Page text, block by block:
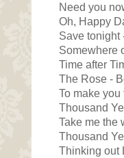
Need you
Oh, Happy
Save tonight
Somewhere
Time after
The Rose -
To make
Thousand
Take me the
Thousand
Thinking out